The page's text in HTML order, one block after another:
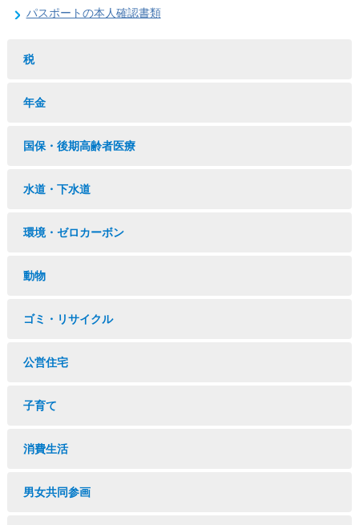
パスポートの本人確認書類
税
年金
国保・後期高齢者医療
水道・下水道
環境・ゼロカーボン
動物
ゴミ・リサイクル
公営住宅
子育て
消費生活
男女共同参画